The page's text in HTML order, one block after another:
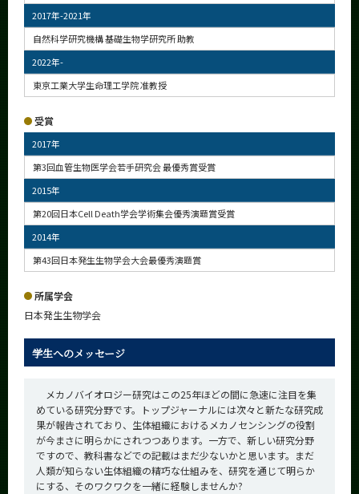
2017年-2021年
自然科学研究機構 基礎生物学研究所 助教
2022年-
東京工業大学生命理工学院 准教授
受賞
2017年
第3回血管生物医学会若手研究会 最優秀賞受賞
2015年
第20回日本Cell Death学会学術集会優秀演題賞受賞
2014年
第43回日本発生生物学会大会最優秀演題賞
所属学会
日本発生生物学会
学生へのメッセージ
メカノバイオロジー研究はこの25年ほどの間に急速に注目を集
めている研究分野です。トップジャーナルには次々と新たな研究成
果が報告されており、生体組織におけるメカノセンシングの役割
が今まさに明らかにされつつあります。一方で、新しい研究分野
ですので、教科書などでの記載はまだ少ないかと思います。まだ
人類が知らない生体組織の精巧な仕組みを、研究を通じて明らか
にする、そのワクワクを一緒に経験しませんか?